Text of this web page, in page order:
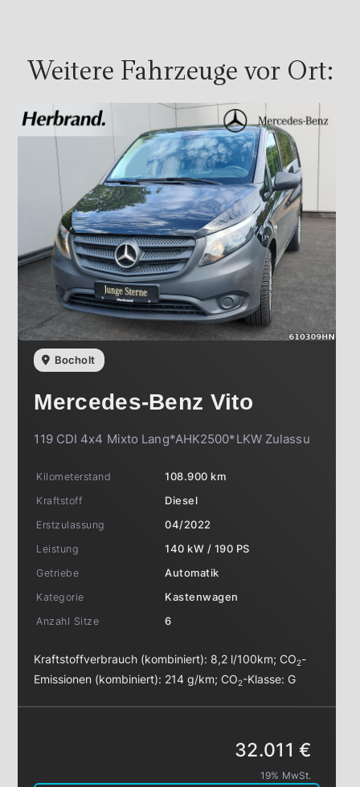
Weitere Fahrzeuge vor Ort:
Bocholt
Mercedes-Benz Vito
119 CDI 4x4 Mixto Lang*AHK2500*LKW Zulassu
Kilometerstand
108.900 km
Kraftstoff
Diesel
Erstzulassung
04/2022
Leistung
140 kW / 190 PS
Getriebe
Automatik
Kategorie
Kastenwagen
Anzahl Sitze
6
Kraftstoffverbrauch (kombiniert): 8,2 l/100km;CO2-
Emissionen (kombiniert): 214 g/km;CO2-Klasse:G
32.011 €
19% MwSt.